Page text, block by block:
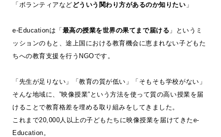
「ボランティアなど どういう関わり方があるのか知りたい 」
e-Educationは「 最高の授業を世界の果てまで届ける 」というミ
ッションのもと、途上国における教育機会に恵まれない子どもた
ちへの教育支援を行うNGOです。
「先生が足りない」「教育の質が低い」「そもそも学校がない」
そんな地域に、”映像授業”という方法を使って質の高い授業を届
けることで教育格差を埋める取り組みをしてきました。
これまで20,000人以上の子どもたちに映像授業を届けてきたe-
Education。